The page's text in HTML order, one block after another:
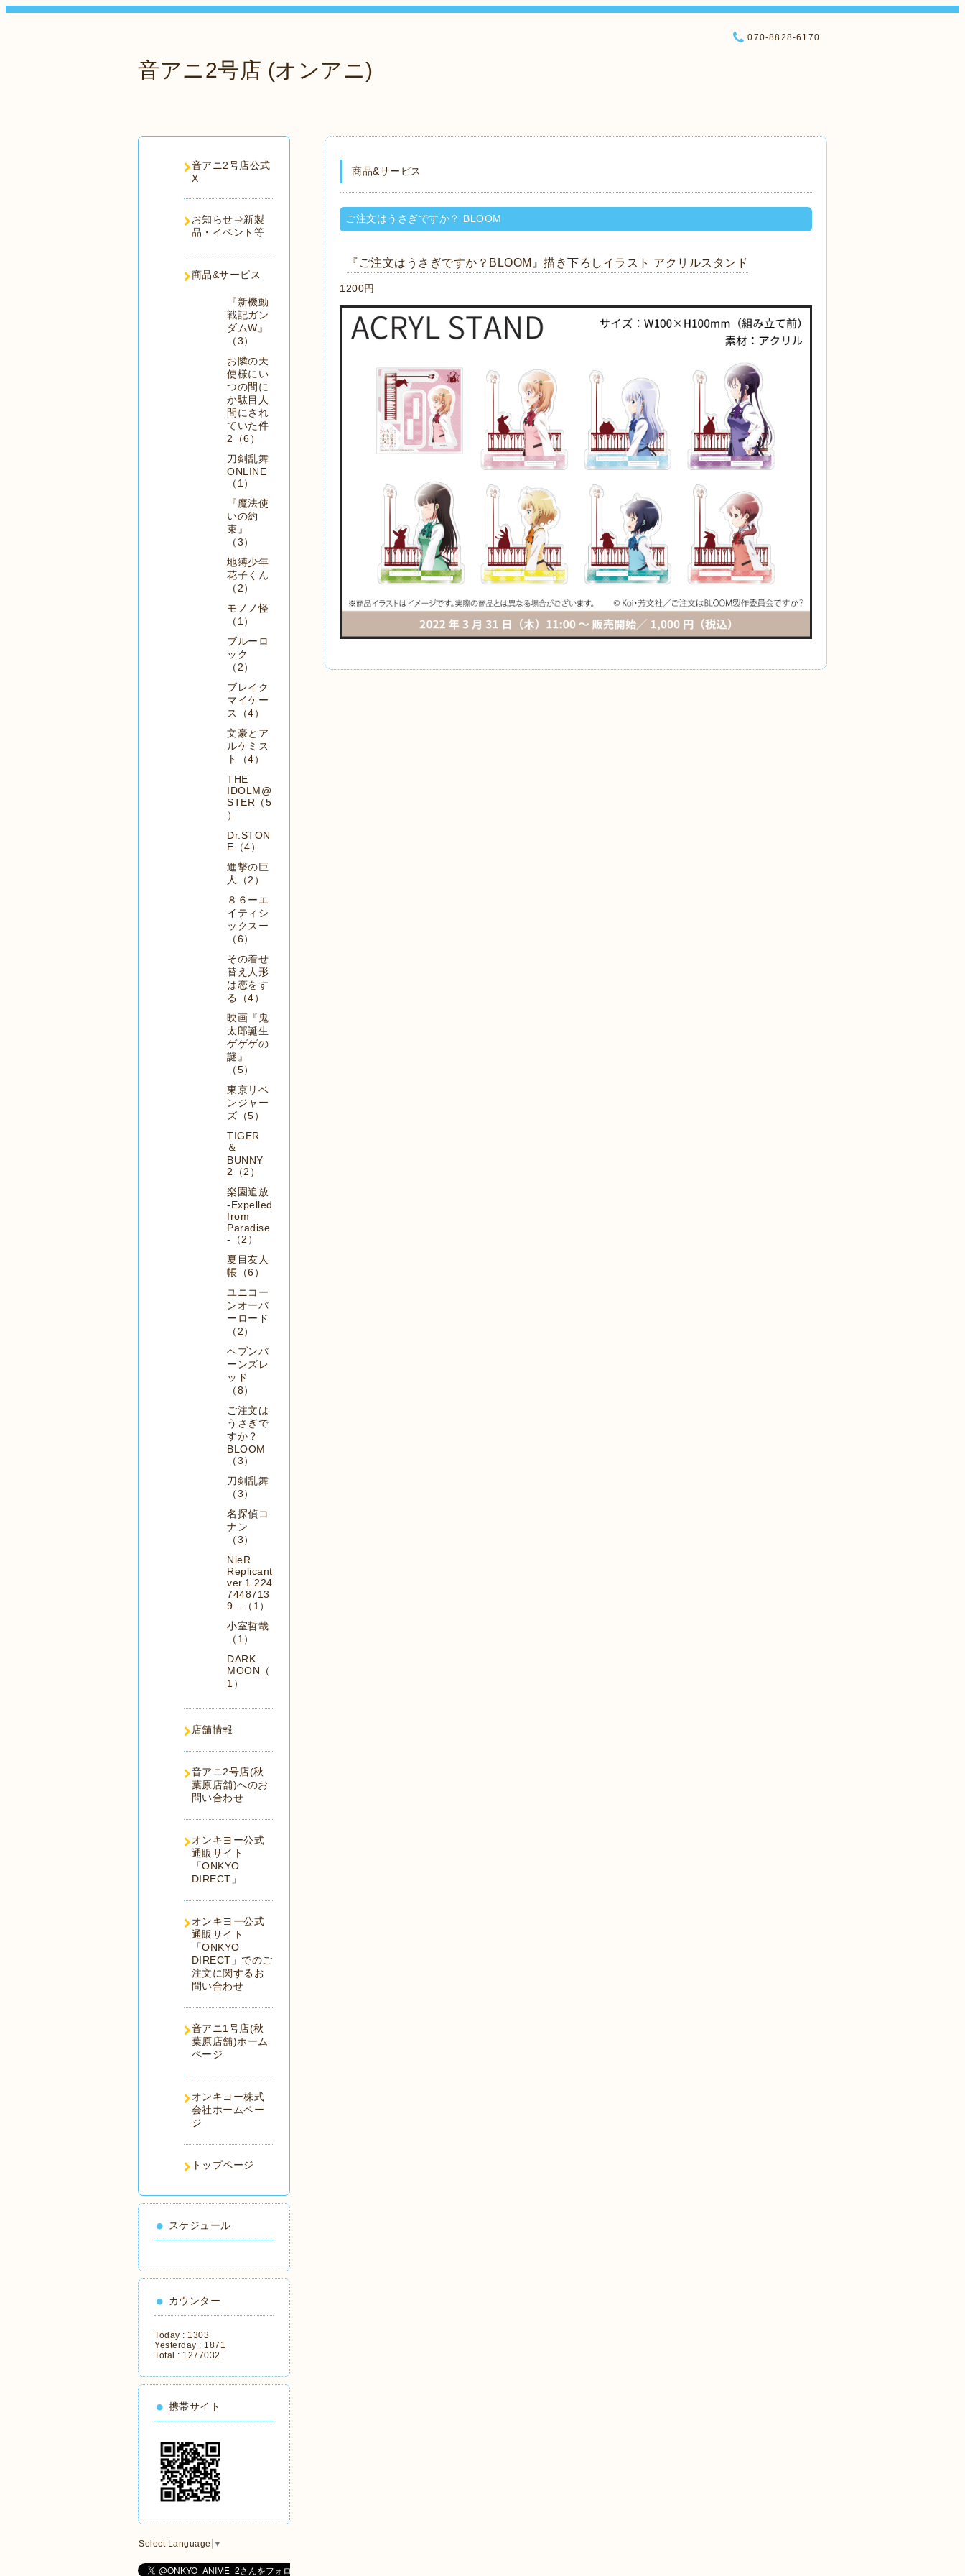
音アニ2号店 (オンアニ)
070-8828-6170
商品&サービス
ご注文はうさぎですか？ BLOOM
『ご注文はうさぎですか？BLOOM』描き下ろしイラスト アクリルスタンド
1200円
音アニ2号店公式
X
お知らせ⇒新製
品・イベント等
商品&サービス
『新機動
戦記ガン
ダムW』
（3）
お隣の天
使様にい
つの間に
か駄目人
間にされ
ていた件
2（6）
刀剣乱舞
ONLINE
（1）
『魔法使
いの約
束』
（3）
地縛少年
花子くん
（2）
モノノ怪
（1）
ブルーロ
ック
（2）
ブレイク
マイケー
ス（4）
文豪とア
ルケミス
ト（4）
THE
IDOLM@
STER（5
）
Dr.STON
E（4）
進撃の巨
人（2）
８６ーエ
イティシ
ックスー
（6）
その着せ
替え人形
は恋をす
る（4）
映画『鬼
太郎誕生
ゲゲゲの
謎』
（5）
東京リベ
ンジャー
ズ（5）
TIGER
＆
BUNNY
2（2）
楽園追放
-Expelled
from
Paradise
-（2）
夏目友人
帳（6）
ユニコー
ンオーバ
ーロード
（2）
ヘブンバ
ーンズレ
ッド
（8）
ご注文は
うさぎで
すか？
BLOOM
（3）
刀剣乱舞
（3）
名探偵コ
ナン
（3）
NieR
Replicant
ver.1.224
7448713
9...（1）
小室哲哉
（1）
DARK
MOON（
1）
店舗情報
音アニ2号店(秋
葉原店舗)へのお
問い合わせ
オンキヨー公式
通販サイト
「ONKYO
DIRECT」
オンキヨー公式
通販サイト
「ONKYO
DIRECT」でのご
注文に関するお
問い合わせ
音アニ1号店(秋
葉原店舗)ホーム
ページ
オンキヨー株式
会社ホームペー
ジ
トップページ
スケジュール
カウンター
Today : 1303
Yesterday : 1871
Total : 1277032
携帯サイト
Select Language ▼